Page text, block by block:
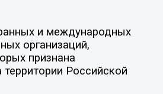
и международных
организаций,
признана
Российской